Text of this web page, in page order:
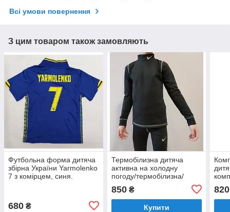
Всі умови повернення
З цим товаром також замовляють
Футбольна форма дитяча
збірна України Yarmolenko
7 з комірцем, синя.
680 ₴
Термобілизна дитяча
активна на холодну
погоду/термобілизна/
термобілизна
850₴
Купити
820